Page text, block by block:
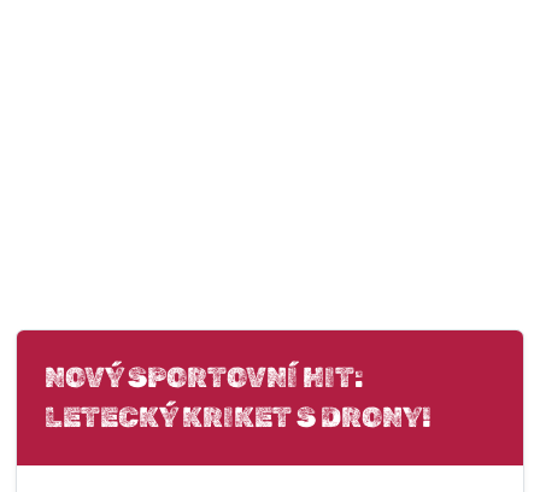
NOVÝ SPORTOVNÍ HIT:
LETECKÝ KRIKET S DRONY!